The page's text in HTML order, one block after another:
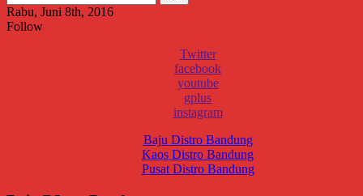
Rabu, Juni 8th, 2016
Follow
Twitter
facebook
youtube
gplus
instagram
Baju Distro Bandung
Kaos Distro Bandung
Pusat Distro Bandung